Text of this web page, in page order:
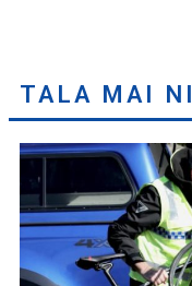
TALA MAI